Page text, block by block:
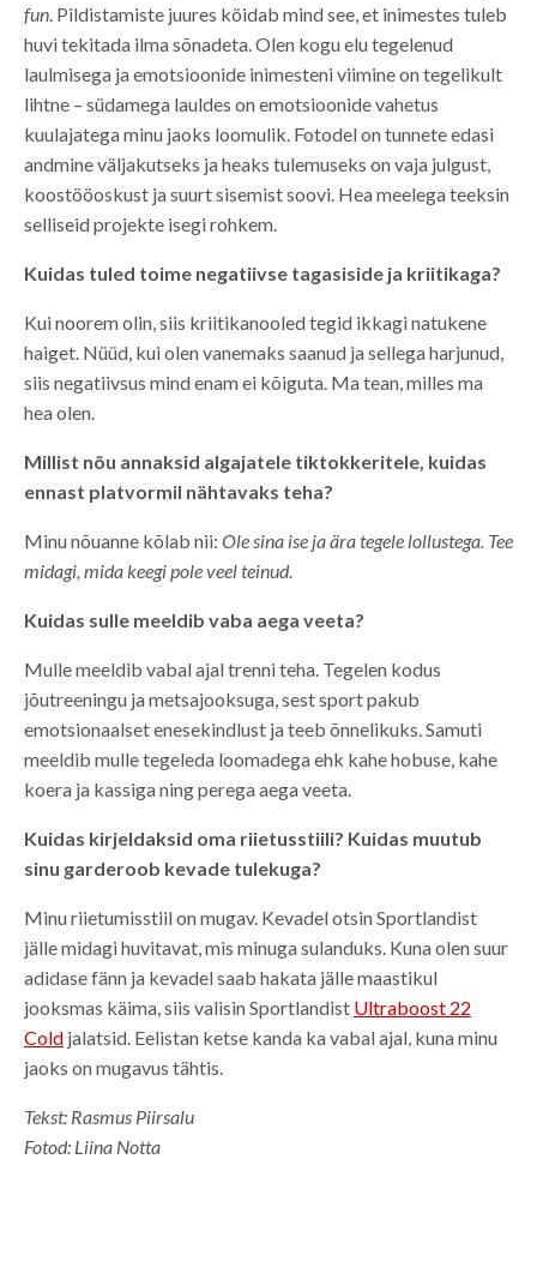
fun . Pildistamiste juures köidab mind see, et inimestes tuleb
huvi tekitada ilma sõnadeta. Olen kogu elu tegelenud
laulmisega ja emotsioonide inimesteni viimine on tegelikult
lihtne – südamega lauldes on emotsioonide vahetus
kuulajatega minu jaoks loomulik. Fotodel on tunnete edasi
andmine väljakutseks ja heaks tulemuseks on vaja julgust,
koostööoskust ja suurt sisemist soovi. Hea meelega teeksin
selliseid projekte isegi rohkem.
Kuidas tuled toime negatiivse tagasiside ja kriitikaga?
Kui noorem olin, siis kriitikanooled tegid ikkagi natukene
haiget. Nüüd, kui olen vanemaks saanud ja sellega harjunud,
siis negatiivsus mind enam ei kõiguta. Ma tean, milles ma
hea olen.
Millist nõu annaksid algajatele tiktokkeritele, kuidas
ennast platvormil nähtavaks teha?
Minu nõuanne kõlab nii: Ole sina ise ja ära tegele lollustega. Tee
midagi, mida keegi pole veel teinud.
Kuidas sulle meeldib vaba aega veeta?
Mulle meeldib vabal ajal trenni teha. Tegelen kodus
jõutreeningu ja metsajooksuga, sest sport pakub
emotsionaalset enesekindlust ja teeb õnnelikuks. Samuti
meeldib mulle tegeleda loomadega ehk kahe hobuse, kahe
koera ja kassiga ning perega aega veeta.
Kuidas kirjeldaksid oma riietusstiili? Kuidas muutub
sinu garderoob kevade tulekuga?
Minu riietumisstiil on mugav. Kevadel otsin Sportlandist
jälle midagi huvitavat, mis minuga sulanduks. Kuna olen suur
adidase fänn ja kevadel saab hakata jälle maastikul
jooksmas käima, siis valisin Sportlandist Ultraboost 22
Cold jalatsid. Eelistan ketse kanda ka vabal ajal, kuna minu
jaoks on mugavus tähtis.
Tekst: Rasmus Piirsalu
Fotod: Liina Notta